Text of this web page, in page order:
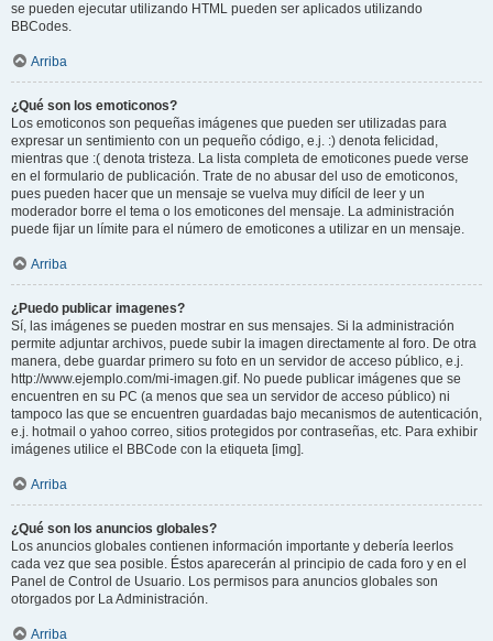
se pueden ejecutar utilizando HTML pueden ser aplicados utilizando
BBCodes.
Arriba
¿Qué son los emoticonos?
Los emoticonos son pequeñas imágenes que pueden ser utilizadas para
expresar un sentimiento con un pequeño código, e.j. :) denota felicidad,
mientras que :( denota tristeza. La lista completa de emoticones puede verse
en el formulario de publicación. Trate de no abusar del uso de emoticonos,
pues pueden hacer que un mensaje se vuelva muy difícil de leer y un
moderador borre el tema o los emoticones del mensaje. La administración
puede fijar un límite para el número de emoticones a utilizar en un mensaje.
Arriba
¿Puedo publicar imagenes?
Sí, las imágenes se pueden mostrar en sus mensajes. Si la administración
permite adjuntar archivos, puede subir la imagen directamente al foro. De otra
manera, debe guardar primero su foto en un servidor de acceso público, e.j.
http://www.ejemplo.com/mi-imagen.gif. No puede publicar imágenes que se
encuentren en su PC (a menos que sea un servidor de acceso público) ni
tampoco las que se encuentren guardadas bajo mecanismos de autenticación,
e.j. hotmail o yahoo correo, sitios protegidos por contraseñas, etc. Para exhibir
imágenes utilice el BBCode con la etiqueta [img].
Arriba
¿Qué son los anuncios globales?
Los anuncios globales contienen información importante y debería leerlos
cada vez que sea posible. Éstos aparecerán al principio de cada foro y en el
Panel de Control de Usuario. Los permisos para anuncios globales son
otorgados por La Administración.
Arriba